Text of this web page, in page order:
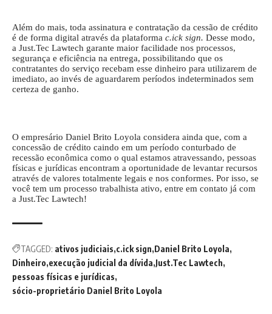
Além do mais, toda assinatura e contratação da cessão de crédito
é de forma digital através da plataforma c.ick sign. Desse modo,
a Just.Tec Lawtech garante maior facilidade nos processos,
segurança e eficiência na entrega, possibilitando que os
contratantes do serviço recebam esse dinheiro para utilizarem de
imediato, ao invés de aguardarem períodos indeterminados sem
certeza de ganho.
O empresário Daniel Brito Loyola considera ainda que, com a
concessão de crédito caindo em um período conturbado de
recessão econômica como o qual estamos atravessando, pessoas
físicas e jurídicas encontram a oportunidade de levantar recursos
através de valores totalmente legais e nos conformes. Por isso, se
você tem um processo trabalhista ativo, entre em contato já com
a Just.Tec Lawtech!
TAGGED: ativos judiciais c.ick sign Daniel Brito Loyola
Dinheiro execução judicial da dívida Just.Tec Lawtech
pessoas físicas e jurídicas
sócio-proprietário Daniel Brito Loyola